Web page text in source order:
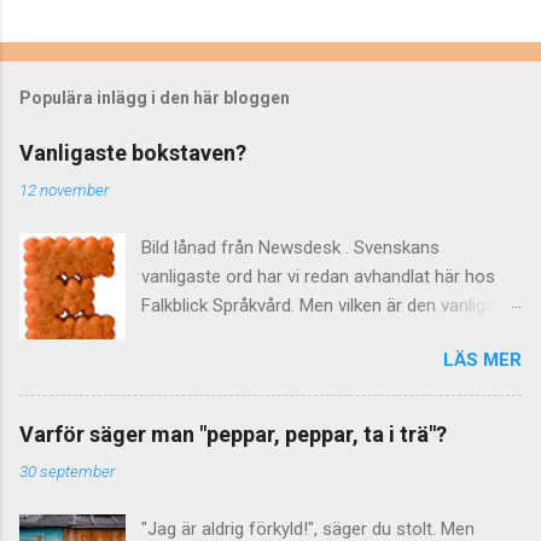
Populära inlägg i den här bloggen
Vanligaste bokstaven?
12 november
Bild lånad från Newsdesk . Svenskans
vanligaste ord har vi redan avhandlat här hos
Falkblick Språkvård. Men vilken är den vanligaste
tillställning ... Hur som helst har ni redan svaret,
efter att ha sett det delikata kexet ovan. Men
hur vet man att det troligen är bokstaven e ? På
LÄS MER
Varför säger man "peppar, peppar, ta i trä"?
30 september
"Jag är aldrig förkyld!", säger du stolt. Men